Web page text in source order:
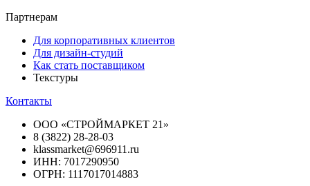
Партнерам
Для корпоративных клиентов
Для дизайн-студий
Как стать поставщиком
Текстуры
Контакты
ООО «СТРОЙМАРКЕТ 21»
8 (3822) 28-28-03
klassmarket@696911.ru
ИНН: 7017290950
ОГРН: 1117017014883